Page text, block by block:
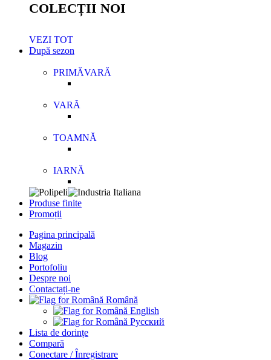
COLECȚII NOI
VEZI TOT
După sezon
PRIMĂVARĂ
VARĂ
TOAMNĂ
IARNĂ
Produse finite
Promoții
Pagina principală
Magazin
Blog
Portofoliu
Despre noi
Contactați-ne
Română
English
Русский
Lista de dorințe
Compară
Conectare / Înregistrare